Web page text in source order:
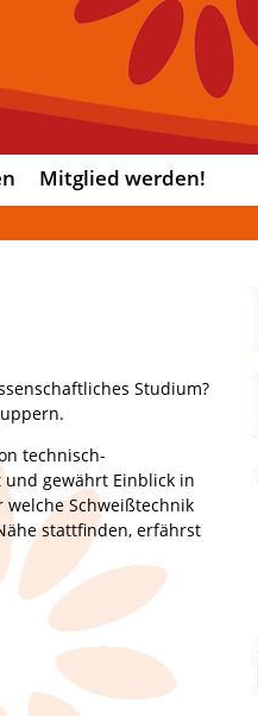
Mitglied werden!
Studium?
technisch-
gewährt Einblick in
Schweißtechnik
stattfinden, erfährst